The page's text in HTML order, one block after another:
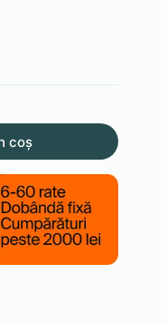
coș